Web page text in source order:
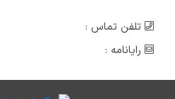
تلفن تماس :
رایانامه :